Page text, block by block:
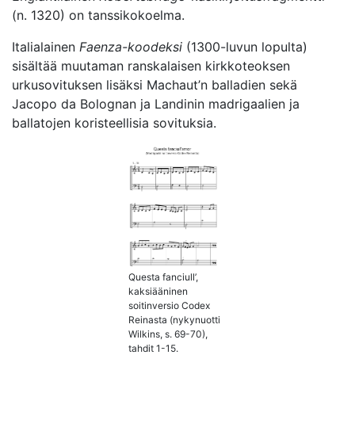
(n. 1320) on tanssikokoelma.
Italialainen Faenza-koodeksi (1300-luvun lopulta)
sisältää muutaman ranskalaisen kirkkoteoksen
urkusovituksen lisäksi Machaut’n balladien sekä
Jacopo da Bolognan ja Landinin madrigaalien ja
ballatojen koristeellisia sovituksia.
Questa fanciull’,
kaksiääninen
soitinversio Codex
Reinasta (nykynuotti
Wilkins, s. 69-70),
tahdit 1-15.